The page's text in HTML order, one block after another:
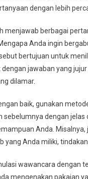
dengan lebih
menjawab berbagai
Anda ingin
bertujuan untuk
jawaban yang
dilamar.
baik, gunakan
sebelumnya dengan
Anda.
Anda miliki,
wawancara dengan
mengenakan pakaian